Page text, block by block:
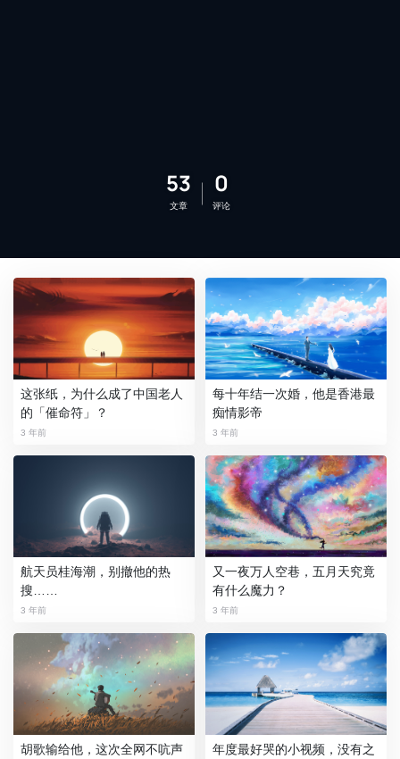
53
文章
0
评论
这张纸，为什么成了中国老人
的「催命符」？
3 年前
每十年结一次婚，他是香港最
痴情影帝
3 年前
航天员桂海潮，别撤他的热
搜……
3 年前
又一夜万人空巷，五月天究竟
有什么魔力？
3 年前
胡歌输给他，这次全网不吭声
年度最好哭的小视频，没有之